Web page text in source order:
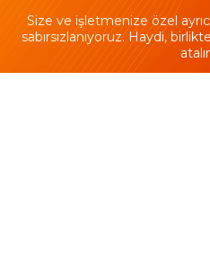
Size ve işletmenize özel
sabırsızlanıyoruz. Haydi,